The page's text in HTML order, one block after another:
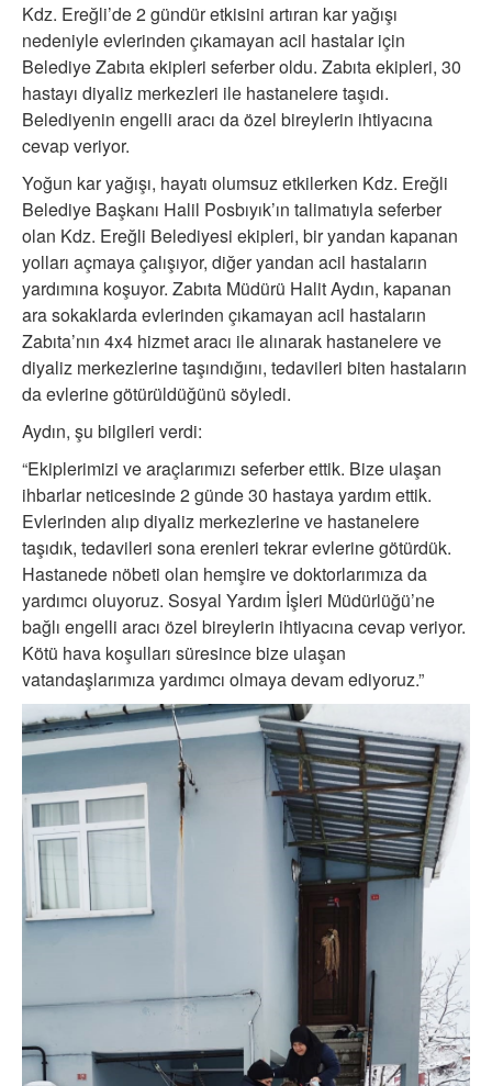
Kdz. Ereğli’de 2 gündür etkisini artıran kar yağışı
nedeniyle evlerinden çıkamayan acil hastalar için
Belediye Zabıta ekipleri seferber oldu. Zabıta ekipleri, 30
hastayı diyaliz merkezleri ile hastanelere taşıdı.
Belediyenin engelli aracı da özel bireylerin ihtiyacına
cevap veriyor.
Yoğun kar yağışı, hayatı olumsuz etkilerken Kdz. Ereğli
Belediye Başkanı Halil Posbıyık’ın talimatıyla seferber
olan Kdz. Ereğli Belediyesi ekipleri, bir yandan kapanan
yolları açmaya çalışıyor, diğer yandan acil hastaların
yardımına koşuyor. Zabıta Müdürü Halit Aydın, kapanan
ara sokaklarda evlerinden çıkamayan acil hastaların
Zabıta’nın 4x4 hizmet aracı ile alınarak hastanelere ve
diyaliz merkezlerine taşındığını, tedavileri biten hastaların
da evlerine götürüldüğünü söyledi.
Aydın, şu bilgileri verdi:
“Ekiplerimizi ve araçlarımızı seferber ettik. Bize ulaşan
ihbarlar neticesinde 2 günde 30 hastaya yardım ettik.
Evlerinden alıp diyaliz merkezlerine ve hastanelere
taşıdık, tedavileri sona erenleri tekrar evlerine götürdük.
Hastanede nöbeti olan hemşire ve doktorlarımıza da
yardımcı oluyoruz. Sosyal Yardım İşleri Müdürlüğü’ne
bağlı engelli aracı özel bireylerin ihtiyacına cevap veriyor.
Kötü hava koşulları süresince bize ulaşan
vatandaşlarımıza yardımcı olmaya devam ediyoruz.”